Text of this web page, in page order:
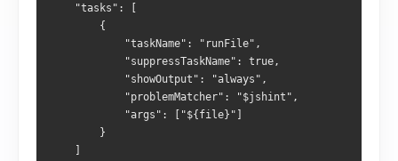
    "tasks": [
        {
            "taskName": "runFile",
            "suppressTaskName": true,
            "showOutput": "always",
            "problemMatcher": "$jshint",
            "args": ["${file}"]
        }